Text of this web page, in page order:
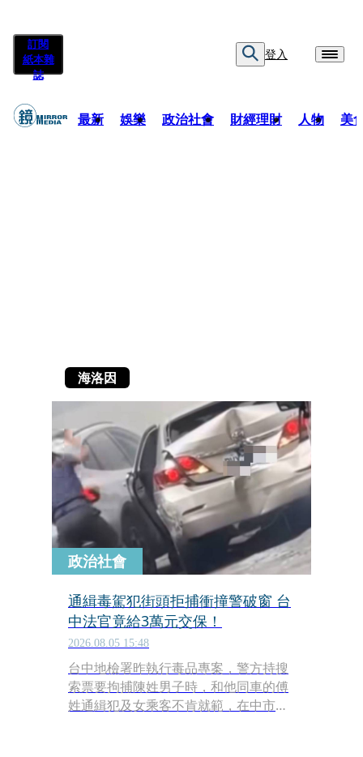
訂閱
紙本雜
誌
登入
最新 娛樂 政治社會 財經理財 人物 美
海洛因
政治社會
通緝毒駕犯街頭拒捕衝撞警破窗 台
中法官竟給3萬元交保！
2026.08.05 15:48
台中地檢署昨執行毒品專案，警方持搜
索票要拘捕陳姓男子時，和他同車的傅
姓通緝犯及女乘客不肯就範，在中市街